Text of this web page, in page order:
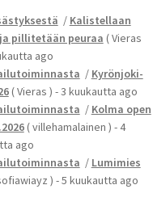
/ Kalistellaan
pillitetään peuraa ( Vieras
ago
/ Kyrönjoki-
( Vieras ) - 3 kuukautta ago
/ Kolma open
( villehamalainen ) - 4
ago
/ Lumimies
) - 5 kuukautta ago